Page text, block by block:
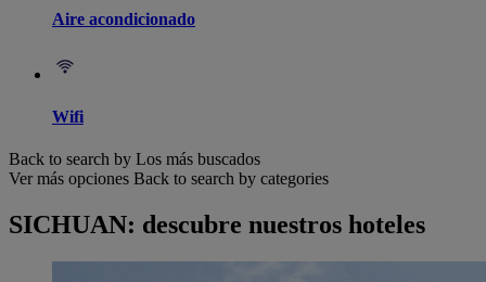
Aire acondicionado
Wifi
Back to search by Los más buscados
Ver más opciones Back to search by categories
SICHUAN: descubre nuestros hoteles